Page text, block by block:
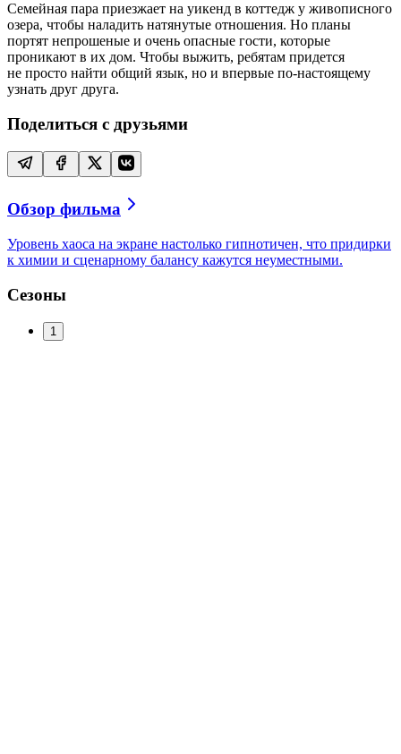
Семейная пара приезжает на уикенд в коттедж у живописного
озера, чтобы наладить натянутые отношения. Но планы
портят непрошеные и очень опасные гости, которые
проникают в их дом. Чтобы выжить, ребятам придется
не просто найти общий язык, но и впервые по-настоящему
узнать друг друга.
Поделиться с друзьями
Обзор фильма
Уровень хаоса на экране настолько гипнотичен, что придирки
к химии и сценарному балансу кажутся неуместными.
Сезоны
1